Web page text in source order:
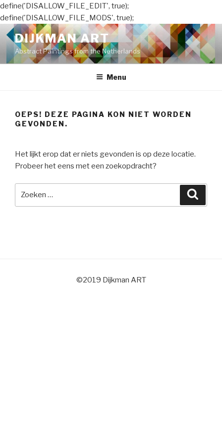
define('DISALLOW_FILE_EDIT', true);
define('DISALLOW_FILE_MODS', true);
Naar
de
inhoud
springen
DIJKMAN ART
Abstract Paintings from the Netherlands
Menu
OEPS! DEZE PAGINA KON NIET WORDEN
GEVONDEN.
Het lijkt erop dat er niets gevonden is op deze locatie.
Probeer het eens met een zoekopdracht?
©2019 Dijkman ART